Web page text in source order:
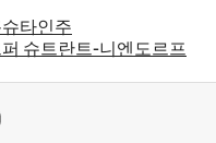
타인주
슈트란트-니엔도르프